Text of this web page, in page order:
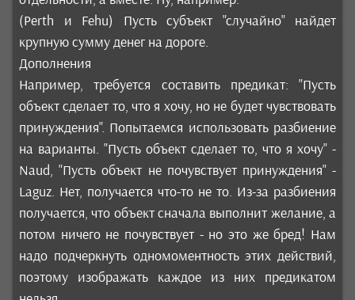
(Perth и Fehu) Пусть субъект "случайно" найдет
крупную сумму денег на дороге.
Дополнения
Например, требуется составить предикат: "Пусть
объект сделает то, что я хочу, но не будет чувствовать
принуждения". Попытаемся использовать разбиение
на варианты. "Пусть объект сделает то, что я хочу" -
Naud, "Пусть объект не почувствует принуждения" -
Laguz. Нет, получается что-то не то. Из-за разбиения
получается, что объект сначала выполнит желание, а
потом ничего не почувствует - но это же бред! Нам
надо подчеркнуть одномоментность этих действий,
поэтому изображать каждое из них предикатом